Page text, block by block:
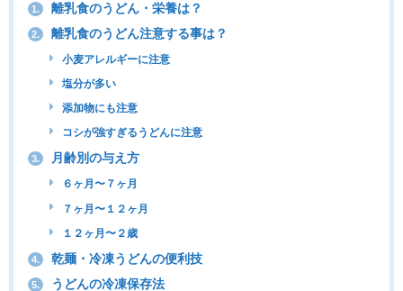
1. 離乳食のうどん・栄養は？
2. 離乳食のうどん注意する事は？
小麦アレルギーに注意
塩分が多い
添加物にも注意
コシが強すぎるうどんに注意
3. 月齢別の与え方
６ヶ月〜７ヶ月
７ヶ月〜１２ヶ月
１２ヶ月〜２歳
4. 乾麺・冷凍うどんの便利技
5. うどんの冷凍保存法